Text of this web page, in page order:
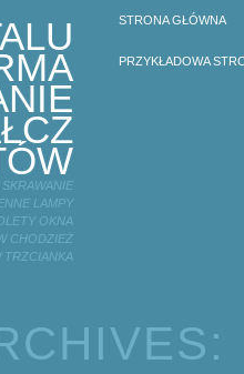
LAMPY
OKNA
CHODZIEŻ
TRZCIANKA
STRONA GŁÓWNA
PRZYKŁADOWA